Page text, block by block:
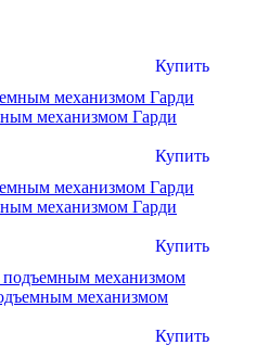
Купить
механизмом Гарди
Купить
механизмом Гарди
Купить
механизмом
Купить